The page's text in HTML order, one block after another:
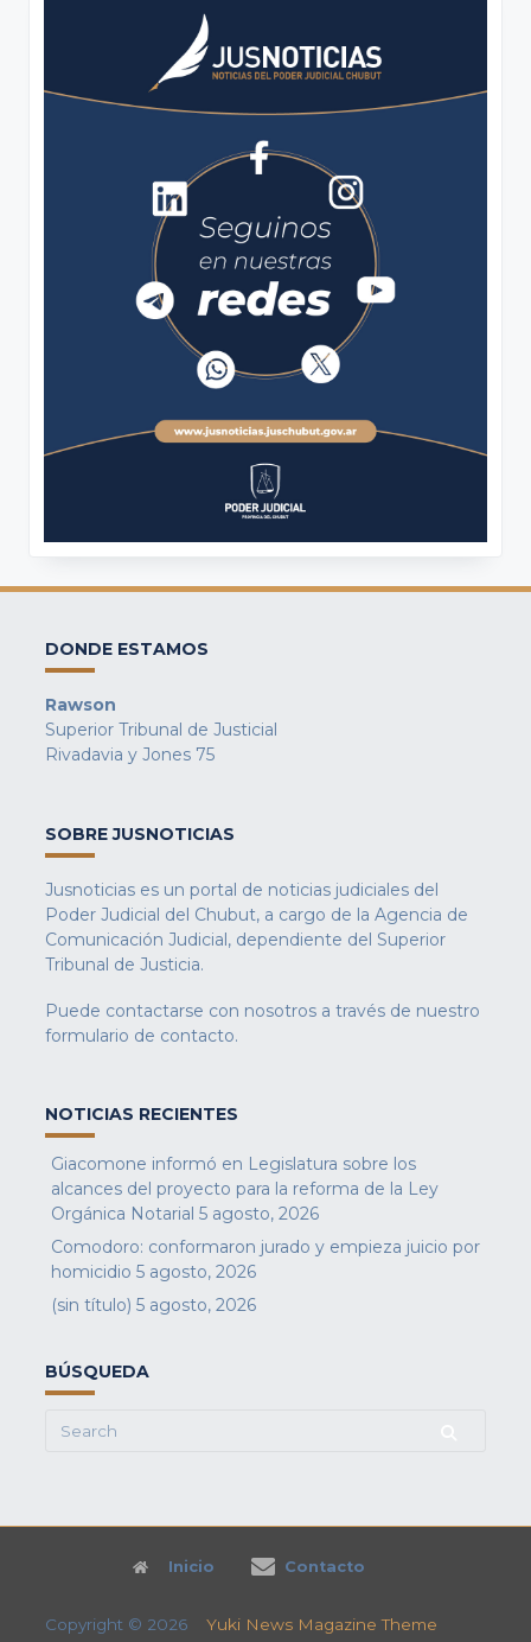
DONDE ESTAMOS
Rawson
Superior Tribunal de Justicial
Rivadavia y Jones 75
SOBRE JUSNOTICIAS
Jusnoticias es un portal de noticias judiciales del
Poder Judicial del Chubut, a cargo de la Agencia de
Comunicación Judicial, dependiente del Superior
Tribunal de Justicia.
Puede contactarse con nosotros a través de nuestro
formulario de contacto.
NOTICIAS RECIENTES
Giacomone informó en Legislatura sobre los
alcances del proyecto para la reforma de la Ley
Orgánica Notarial 5 agosto, 2026
Comodoro: conformaron jurado y empieza juicio por
homicidio 5 agosto, 2026
(sin título) 5 agosto, 2026
BÚSQUEDA
Search
Inicio Contacto
Copyright © 2026 Yuki News Magazine Theme